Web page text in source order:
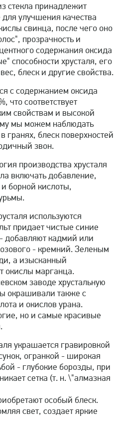
стекла принадлежит
улучшения качества
свинца, после чего оно
прозрачность и
содержания оксида
способности хрусталя, его
блеск и другие свойства.
с содержанием оксида
что соответствует
свойствам и высокой
мы можем наблюдать
гранях, блеск поверхностей
звон.
производства хрусталя
включать добавление,
борной кислоты,
используются
придает чистые синие
добавляют кадмий или
- кремний. Зеленым
а изысканный
окислы марганца.
заводе хрустальную
окрашивали также с
и окислов урана.
но и самые красивые
украшается гравировкой
огранкой - широкая
- глубокие борозды, при
сетка (т. н. \"алмазная
особый блеск.
свет, создает яркие